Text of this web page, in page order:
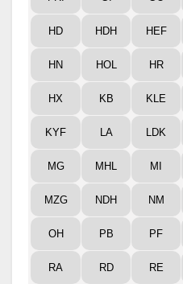
HD HDH HEF
HN HOL HR
HX KB KLE
KYF LA LDK
MG MHL MI
MZG NDH NM
OH PB PF
RA RD RE